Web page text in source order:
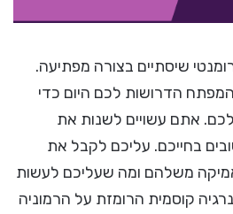
שיסתיים בצורה מפתיעה.
הדרושות לכם היום כדי
אתם עשויים לשנות את
בחייכם. עליכם לקבל את
משלהם ומה שעליכם לעשות
קוסמית הרומזת על הרמוניה